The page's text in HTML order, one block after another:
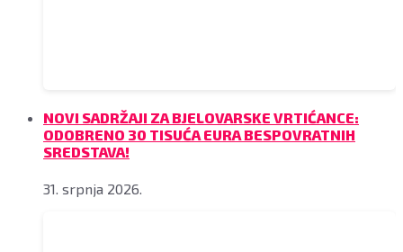
NOVI SADRŽAJI ZA BJELOVARSKE VRTIĆANCE:
ODOBRENO 30 TISUĆA EURA BESPOVRATNIH
SREDSTAVA!
31. srpnja 2026.